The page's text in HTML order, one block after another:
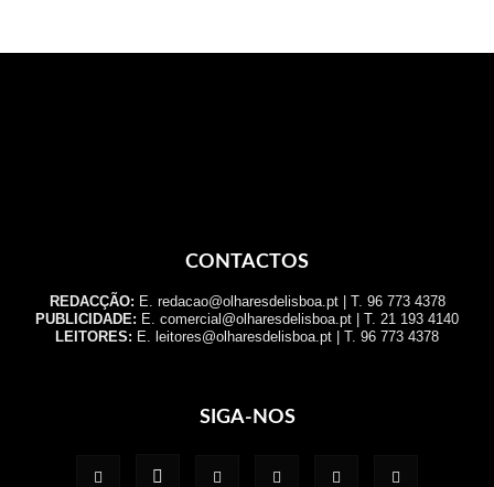
CONTACTOS
REDACÇÃO: E. redacao@olharesdelisboa.pt | T. 96 773 4378
PUBLICIDADE: E. comercial@olharesdelisboa.pt | T. 21 193 4140
LEITORES: E. leitores@olharesdelisboa.pt | T. 96 773 4378
SIGA-NOS